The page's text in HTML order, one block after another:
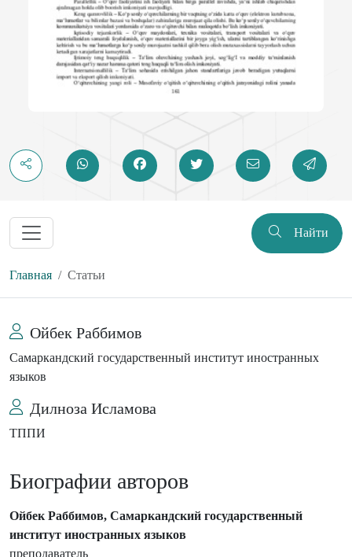
Найти
Главная Статьи
Ойбек Раббимов
Самаркандский государственный институт иностранных
языков
Дилноза Исламова
ТППИ
Биографии авторов
Ойбек Раббимов, Самаркандский государственный
институт иностранных языков
преподаватель